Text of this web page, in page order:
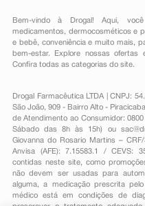
Bem-vindo à Drogal! Aqui,
medicamentos , dermocosméticos e
e bebê, conveniênciae muito mais,
bem-estar. Explore nossas
Confira todas as categorias do site.
Drogal Farmacêutica LTDA | CNPJ:
São João, 909 - Bairro Alto -
de Atendimento ao Consumidor:
Sábado das 8h às 15h) ou
Giovanna do Rosario Martins –
Anvisa (AFE): 7.15583.1 / CEVS:
contidas neste site, como
não devem ser usadas para
alguma, a medicação prescrita
médico está em condições de